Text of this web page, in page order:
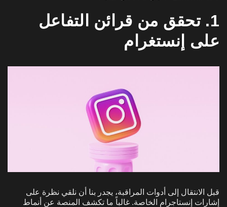
1. تحقق من قرائن التفاعل
على إنستغرام
قبل الانتقال إلى أدوات المراقبة، يجدر بنا أن نلقي نظرة على
إشارات إنستاجرام الخاصة. غالباً ما تكشف المنصة عن أنماط